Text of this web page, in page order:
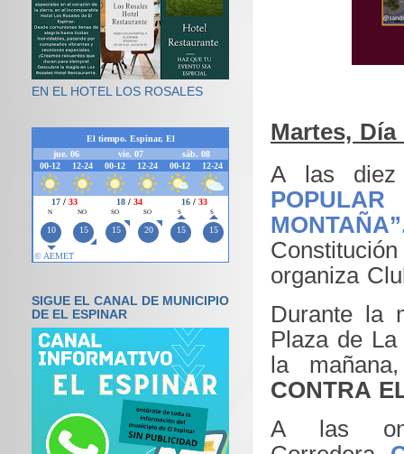
Martes, Día
A las
organiza
Durante la
Plaza de
la
CONTRA
A las
EN EL HOTEL LOS ROSALES
SIGUE EL CANAL DE MUNICIPIO
DE EL ESPINAR